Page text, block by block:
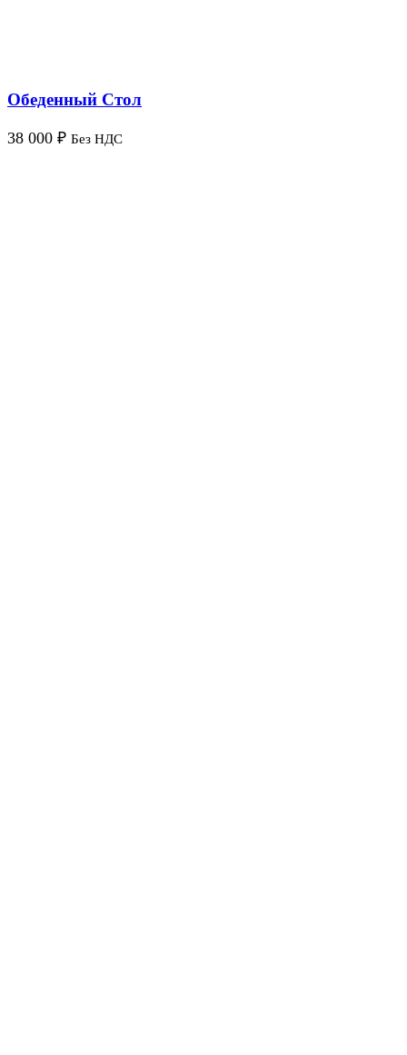
Обеденный Стол
38 000 ₽ Без НДС